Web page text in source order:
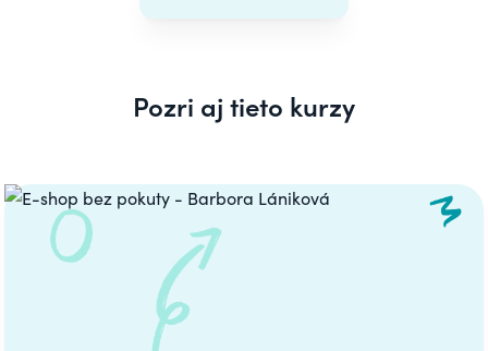
Pozri aj tieto kurzy
Carousel